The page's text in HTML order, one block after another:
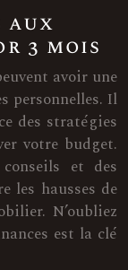
aux
3 mois
avoir une
personnelles. Il
des stratégies
votre budget.
et des
les hausses de
N’oubliez
est la clé